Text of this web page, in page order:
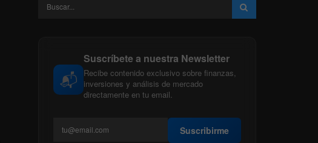
📬
Suscríbete a nuestra Newsletter
Recibe contenido exclusivo sobre finanzas,
inversiones y análisis de mercado
directamente en tu email.
Suscribirme